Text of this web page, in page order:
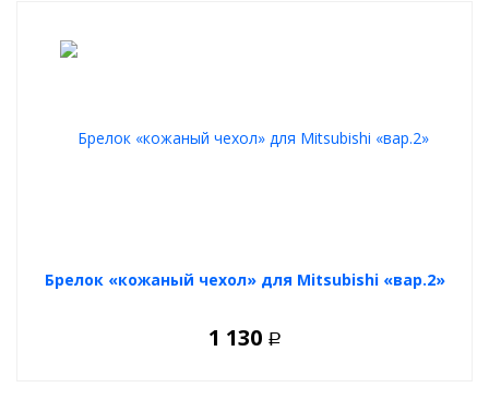
Брелок «кожаный чехол» для Mitsubishi «вар.2»
1 130 Р